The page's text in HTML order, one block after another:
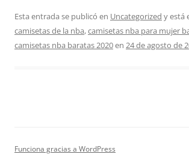
Esta entrada se publicó en Uncategorized y está
camisetas de la nba,camisetas nba para mujer
camisetas nba baratas 2020en 24 de agosto de
Funciona gracias a WordPress